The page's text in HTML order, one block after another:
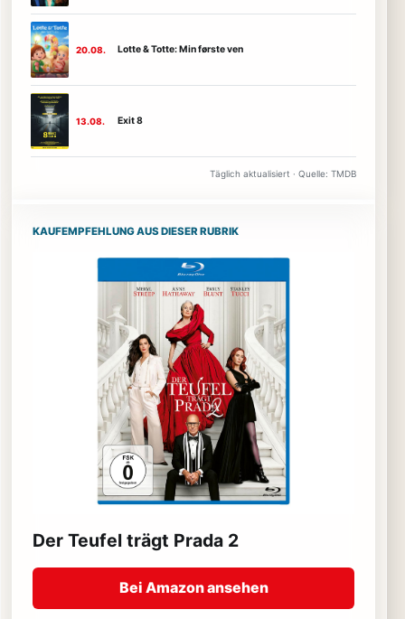
20.08. Lotte & Totte: Min første ven
13.08. Exit 8
Täglich aktualisiert · Quelle: TMDB
KAUFEMPFEHLUNG AUS DIESER RUBRIK
Der Teufel trägt Prada 2
Bei Amazon ansehen